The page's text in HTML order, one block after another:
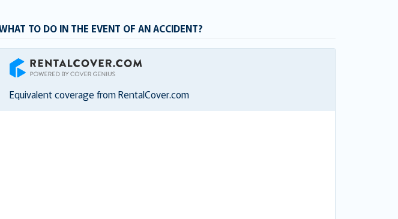
TO DO IN THE EVENT OF AN ACCIDENT?
RentalCover
Equivalent coverage from RentalCover.com